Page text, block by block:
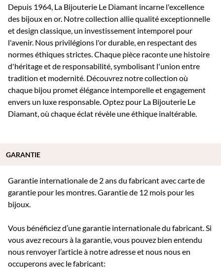
Depuis 1964, La Bijouterie Le Diamant incarne l'excellence
des bijoux en or. Notre collection allie qualité exceptionnelle
et design classique, un investissement intemporel pour
l'avenir. Nous privilégions l'or durable, en respectant des
normes éthiques strictes. Chaque pièce raconte une histoire
d'héritage et de responsabilité, symbolisant l'union entre
tradition et modernité. Découvrez notre collection où
chaque bijou promet élégance intemporelle et engagement
envers un luxe responsable. Optez pour La Bijouterie Le
Diamant, où chaque éclat révèle une éthique inaltérable.
Garantie internationale de 2 ans du fabricant avec carte de
garantie pour les montres. Garantie de 12 mois pour les
bijoux.
Vous bénéficiez d’une garantie internationale du fabricant. Si
vous avez recours à la garantie, vous pouvez bien entendu
nous renvoyer l’article à notre adresse et nous nous en
occuperons avec le fabricant:
GARANTIE